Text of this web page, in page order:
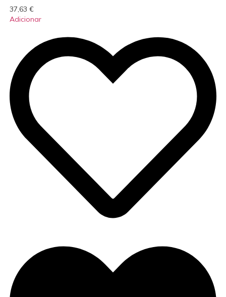
37,63 €
Adicionar